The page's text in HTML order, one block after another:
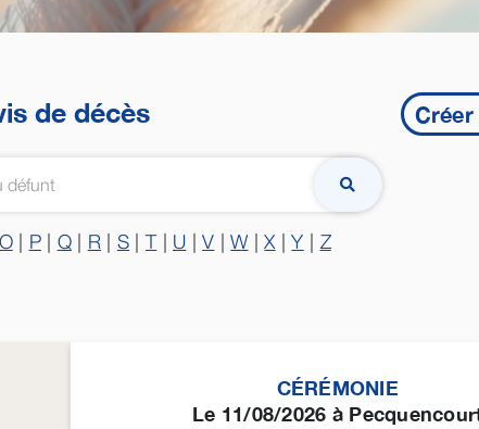
de décès
O| P| Q| R S T U |V |W|X|Y Z
CÉRÉMONIE
Le 11/08/2026 à